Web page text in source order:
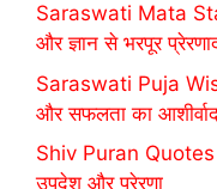
Saraswati Mata
और ज्ञान से भरपूर
Saraswati Puja
और सफलता का
Shiv Puran Quotes
उपदेश और प्रेरणा